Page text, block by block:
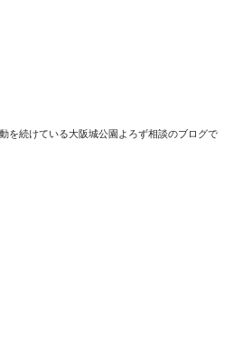
を続けている大阪城公園よろず相談のブログで